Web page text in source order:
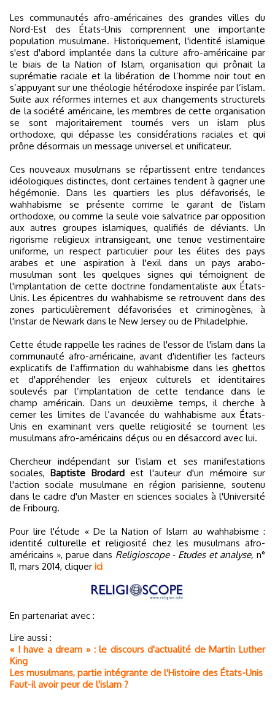
Les communautés afro-américaines des grandes villes du
Nord-Est des États-Unis comprennent une importante
population musulmane. Historiquement, l'identité islamique
s'est d'abord implantée dans la culture afro-américaine par
le biais de la Nation of Islam, organisation qui prônait la
suprématie raciale et la libération de l’homme noir tout en
s’appuyant sur une théologie hétérodoxe inspirée par l’islam.
Suite aux réformes internes et aux changements structurels
de la société américaine, les membres de cette organisation
se sont majoritairement tournés vers un islam plus
orthodoxe, qui dépasse les considérations raciales et qui
prône désormais un message universel et unificateur.
Ces nouveaux musulmans se répartissent entre tendances
idéologiques distinctes, dont certaines tendent à gagner une
hégémonie. Dans les quartiers les plus défavorisés, le
wahhabisme se présente comme le garant de l'islam
orthodoxe, ou comme la seule voie salvatrice par opposition
aux autres groupes islamiques, qualifiés de déviants. Un
rigorisme religieux intransigeant, une tenue vestimentaire
uniforme, un respect particulier pour les élites des pays
arabes et une aspiration à l'exil dans un pays arabo-
musulman sont les quelques signes qui témoignent de
l'implantation de cette doctrine fondamentaliste aux États-
Unis. Les épicentres du wahhabisme se retrouvent dans des
zones particulièrement défavorisées et criminogènes, à
l'instar de Newark dans le New Jersey ou de Philadelphie.
Cette étude rappelle les racines de l'essor de l'islam dans la
communauté afro-américaine, avant d'identifier les facteurs
explicatifs de l'affirmation du wahhabisme dans les ghettos
et d'appréhender les enjeux culturels et identitaires
soulevés par l’implantation de cette tendance dans le
champ américain. Dans un deuxième temps, il cherche à
cerner les limites de l’avancée du wahhabisme aux États-
Unis en examinant vers quelle religiosité se tournent les
musulmans afro-américains déçus ou en désaccord avec lui.
Chercheur indépendant sur l'islam et ses manifestations
sociales,Baptiste Brodardest l'auteur d'un mémoire sur
l'action sociale musulmane en région parisienne, soutenu
dans le cadre d'un Master en sciences sociales à l'Université
de Fribourg.
Pour lire l'étude « De la Nation of Islam au wahhabisme :
identité culturelle et religiosité chez les musulmans afro-
américains », parue dans Religioscope - Etudes et analyse, n°
11, mars 2014, cliquer ici
En partenariat avec :
Lire aussi :
« I have a dream » : le discours d'actualité de Martin Luther
King
Les musulmans, partie intégrante de l'Histoire des États-Unis
Faut-il avoir peur de l'islam ?